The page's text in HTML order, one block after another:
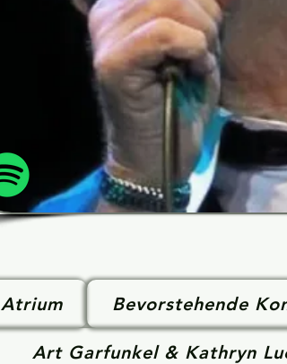
Atrium Bevorstehende
Art Garfunkel & Kathryn